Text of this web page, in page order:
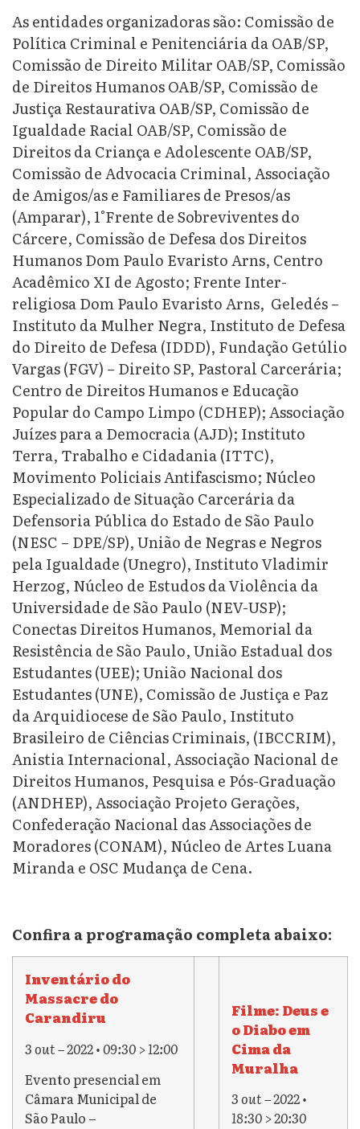
As entidades organizadoras são: Comissão de
Política Criminal e Penitenciária da OAB/SP,
Comissão de Direito Militar OAB/SP, Comissão
de Direitos Humanos OAB/SP, Comissão de
Justiça Restaurativa OAB/SP, Comissão de
Igualdade Racial OAB/SP, Comissão de
Direitos da Criança e Adolescente OAB/SP,
Comissão de Advocacia Criminal, Associação
de Amigos/as e Familiares de Presos/as
(Amparar), 1°Frente de Sobreviventes do
Cárcere, Comissão de Defesa dos Direitos
Humanos Dom Paulo Evaristo Arns, Centro
Acadêmico XI de Agosto; Frente Inter-
religiosa Dom Paulo Evaristo Arns, Geledés –
Instituto da Mulher Negra, Instituto de Defesa
do Direito de Defesa (IDDD), Fundação Getúlio
Vargas (FGV) – Direito SP, Pastoral Carcerária;
Centro de Direitos Humanos e Educação
Popular do Campo Limpo (CDHEP); Associação
Juízes para a Democracia (AJD); Instituto
Terra, Trabalho e Cidadania (ITTC),
Movimento Policiais Antifascismo; Núcleo
Especializado de Situação Carcerária da
Defensoria Pública do Estado de São Paulo
(NESC – DPE/SP), União de Negras e Negros
pela Igualdade (Unegro), Instituto Vladimir
Herzog, Núcleo de Estudos da Violência da
Universidade de São Paulo (NEV-USP);
Conectas Direitos Humanos, Memorial da
Resistência de São Paulo, União Estadual dos
Estudantes (UEE); União Nacional dos
Estudantes (UNE), Comissão de Justiça e Paz
da Arquidiocese de São Paulo, Instituto
Brasileiro de Ciências Criminais, (IBCCRIM),
Anistia Internacional, Associação Nacional de
Direitos Humanos, Pesquisa e Pós-Graduação
(ANDHEP), Associação Projeto Gerações,
Confederação Nacional das Associações de
Moradores (CONAM), Núcleo de Artes Luana
Miranda e OSC Mudança de Cena.
Confira a programação completa abaixo:
Inventário do
Massacre do
Carandiru
3 out – 2022 • 09:30 > 12:00
Evento presencial em
Câmara Municipal de
São Paulo –
Filme: Deus e
o Diabo em
Cima da
Muralha
3 out – 2022 •
18:30 > 20:30